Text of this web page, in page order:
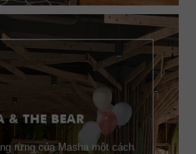
& THE BEAR
rừng của Masha một cách